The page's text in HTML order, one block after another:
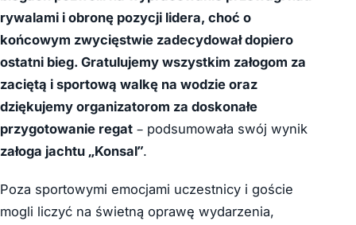
rywalami i obronę pozycji lidera, choć o
końcowym zwycięstwie zadecydował dopiero
ostatni bieg. Gratulujemy wszystkim załogom za
zaciętą i sportową walkę na wodzie oraz
dziękujemy organizatorom za doskonałe
przygotowanie regat – podsumowała swój wynik
załoga jachtu „Konsal”.
Poza sportowymi emocjami uczestnicy i goście
mogli liczyć na świetną oprawę wydarzenia,